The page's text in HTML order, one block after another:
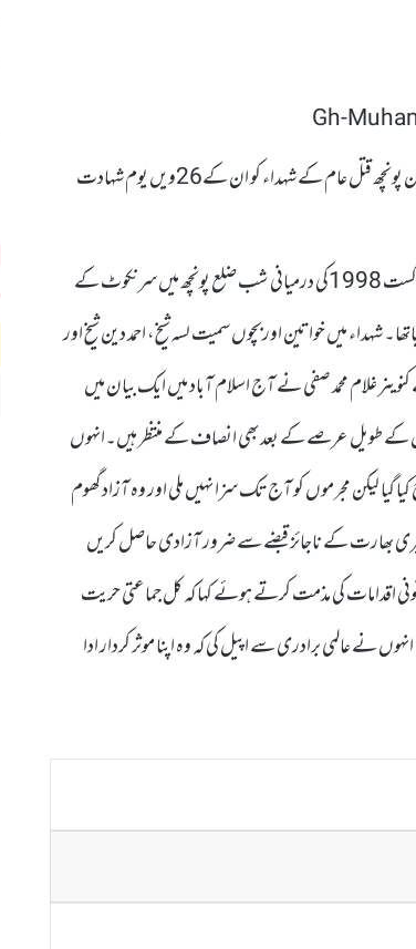
کل جماعتی حریت کانفرنس کی آزاد جموں و کشمیر شاخ کے کنوینر غلام محمد صفی نے سیالان پونچھ قتل عام کے شہداء کو ان کے26ویں یوم شہادت
کشمیر میڈیا سروس کے مطابق بھارتی فوج کی راشٹریہ رائفلز کے اہلکاروں نے 3اور 4اگست 1998کی درمیانی شب ضلع پونچھ میں سرنکوٹ کے
احمد شیخ المعروف میجر گل کے خاندان کے 19افراد کو شہید کیاتھا۔ شہداء میں خواتین اوربچوں سمیت لسہ شیخ، احمد دین شیخ اور
غلام محمد صفی نے آج اسلام آباد میں ایک بیان میں
کو خراج عقیدت پیش کرتے ہوئے کہا کہ شہدا ء کے اہل خانہ 26سال کے طویل عرصے کے بعد بھی انصاف کے منتظر ہیں۔انہوں
لیکن مجرموں کو آج تک سزا نہیں ملی اور وہ آزاد گھوم
بھارت کے ناجائز قبضے سے ضرور آزادی حاصل کریں
پی کی ہندوتوا حکومت کے 5اگست 2019کے غیر قانونی اقدامات کی مذمت کرتے ہوئے کہا کہ کل جماعتی حریت
گا۔انہوں نے عالمی برادری سے اپیل کی کہ وہ اپنا موثر کردار ادا